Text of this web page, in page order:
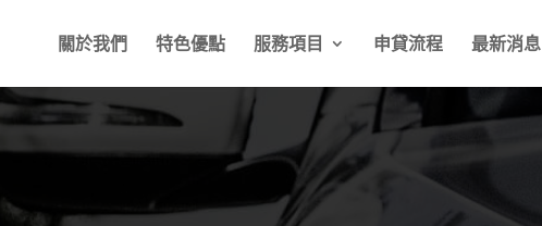
關於我們 特色優點 服務項目 申貸流程 最新消息